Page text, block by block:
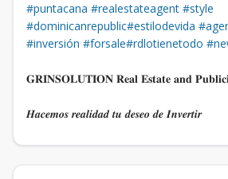
#puntacana #realestateagent #style
#dominicanrepublic#estilodevida
#inversión #forsale#rdlotienetodo
​​​​​​​​​​​𝐆𝐑𝐈𝐍𝐒𝐎𝐋𝐔𝐓𝐈𝐎𝐍 𝐑𝐞𝐚𝐥 𝐄𝐬𝐭𝐚𝐭𝐞 𝐚𝐧𝐝
​​​​​​​​​​​𝑯𝒂𝒄𝒆𝒎𝒐𝒔 𝒓𝒆𝒂𝒍𝒊𝒅𝒂𝒅 𝒕𝒖 𝒅𝒆𝒔𝒆𝒐 𝒅𝒆 𝑰𝒏𝒗𝒆𝒓𝒕𝒊𝒓